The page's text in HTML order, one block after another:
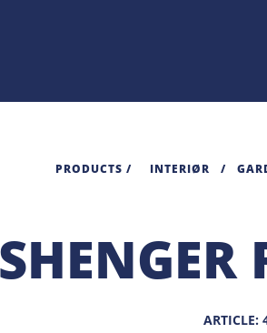
PRODUCTS / INTERIØR /
ARTICLE: